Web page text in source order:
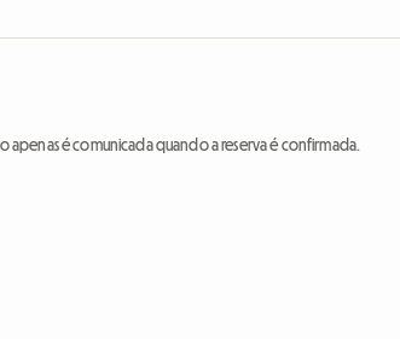
apenas é comunicada quando a reserva é confirmada.